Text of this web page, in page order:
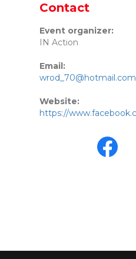
Contact
Event organizer:
IN Action
Email:
wrod_70@hotmail.com
Website: